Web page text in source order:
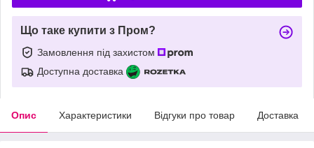
Що таке купити з Пром?
Замовлення під захистом
Доступна доставка
Опис Характеристики Відгуки про товар Доставка